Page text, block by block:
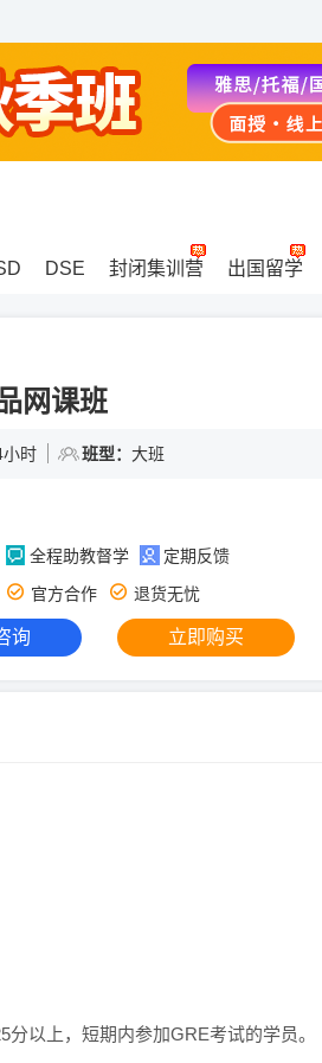
DSE 封闭集训营 出国留学
网课班
小时 班型： 大班
全程助教督学
定期反馈
官方合作 退货无忧
询 立即购买
以上，短期内参加GRE考试的学员。